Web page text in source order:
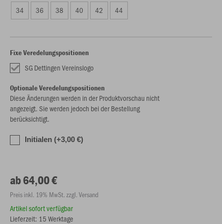
34 36 38 40 42 44
Fixe Veredelungspositionen
SG Dettingen Vereinslogo
Optionale Veredelungspositionen
Diese Änderungen werden in der Produktvorschau nicht
angezeigt. Sie werden jedoch bei der Bestellung
berücksichtigt.
Initialen (+3,00 €)
ab 64,00 €
Preis inkl. 19% MwSt. zzgl. Versand
Artikel sofort verfügbar
Lieferzeit: 15 Werktage